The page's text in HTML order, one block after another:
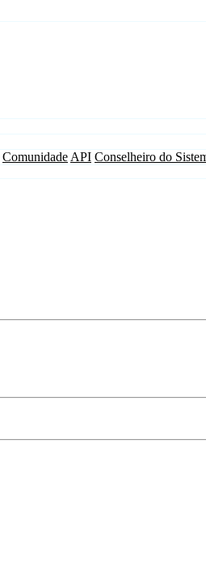
Comunidade API Conselheiro do